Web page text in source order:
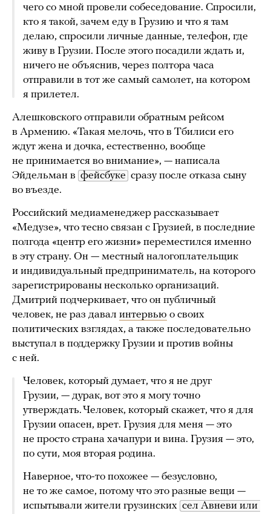
чего со мной провели собеседование. Спросили,
кто я такой, зачем еду в Грузию и что я там
делаю, спросили личные данные, телефон, где
живу в Грузии. После этого посадили ждать и,
ничего не объяснив, через полтора часа
отправили в тот же самый самолет, на котором
я прилетел.
Алешковского отправили обратным рейсом
в Армению. «Такая мелочь, что в Тбилиси его
ждут жена и дочка, естественно, вообще
не принимается во внимание», — написала
Эйдельман в фейсбуке сразу после отказа сыну
во въезде.
Российский медиаменеджер рассказывает
«Медузе», что тесно связан с Грузией, в последние
полгода «центр его жизни» переместился именно
в эту страну. Он — местный налогоплательщик
и индивидуальный предприниматель, на которого
зарегистрированы несколько организаций.
Дмитрий подчеркивает, что он публичный
человек, не раз давал интервью о своих
политических взглядах, а также последовательно
выступал в поддержку Грузии и против войны
с ней.
Человек, который думает, что я не друг
Грузии, — дурак, вот это я могу точно
утверждать. Человек, который скажет, что я для
Грузии опасен, врет. Грузия для меня — это
не просто страна хачапури и вина. Грузия — это,
по сути, моя вторая родина.
Наверное, что-то похожее — безусловно,
не то же самое, потому что это разные вещи —
испытывали жители грузинских сел Авневи или